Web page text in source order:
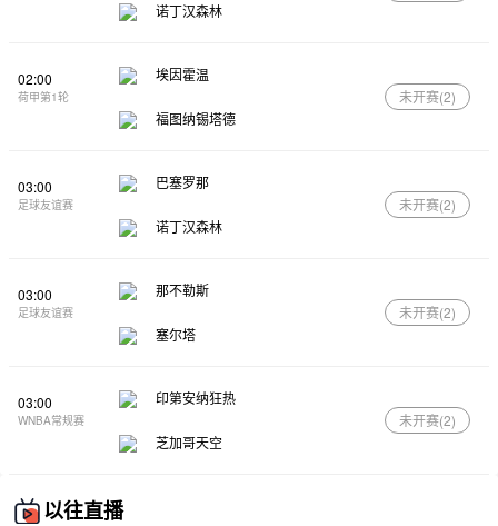
诺丁汉森林
02:00
荷甲第1轮
埃因霍温
福图纳锡塔德
未开赛(2)
03:00
足球友谊赛
巴塞罗那
诺丁汉森林
未开赛(2)
03:00
足球友谊赛
那不勒斯
塞尔塔
未开赛(2)
03:00
WNBA常规赛
印第安纳狂热
芝加哥天空
未开赛(2)
以往直播